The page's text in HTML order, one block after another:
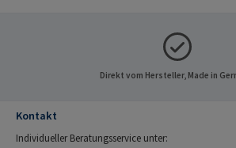
Direkt vom Hersteller, Made in
Kontakt
Individueller Beratungsservice unter: